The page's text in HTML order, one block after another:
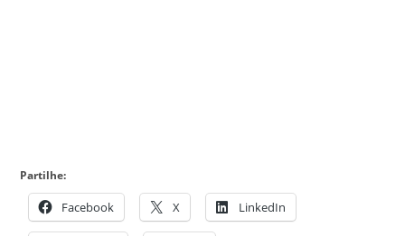
Partilhe:
Facebook X LinkedIn